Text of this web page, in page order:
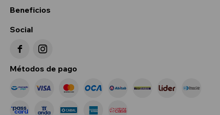
Beneficios
Social
 
Métodos de pago